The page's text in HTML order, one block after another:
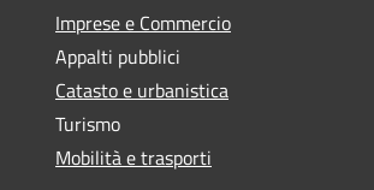
Imprese e Commercio
Appalti pubblici
Catasto e urbanistica
Turismo
Mobilità e trasporti